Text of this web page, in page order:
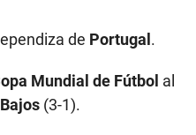
de Portugal.
Mundial de Fútbol al
(3-1).